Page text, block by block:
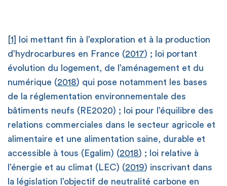
[1]
loi mettant fin à l’exploration et à la production
d’hydrocarbures en France (2017) ; loi portant
évolution du logement, de l’aménagement et du
numérique (2018) qui pose notamment les bases
de la réglementation environnementale des
bâtiments neufs (RE2020) ; loi pour l’équilibre des
relations commerciales dans le secteur agricole et
alimentaire et une alimentation saine, durable et
accessible à tous (Egalim) (2018) ; loi relative à
l’énergie et au climat (LEC) (2019) inscrivant dans
la législation l’objectif de neutralité carbone en